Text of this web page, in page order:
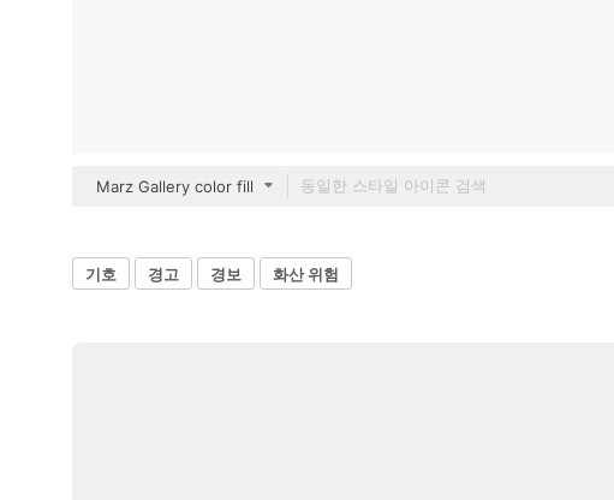
Marz Gallery color fill
기호 경고 경보 화산 위험